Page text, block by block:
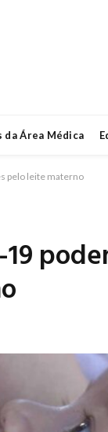
da Área Médica
pelo leite materno